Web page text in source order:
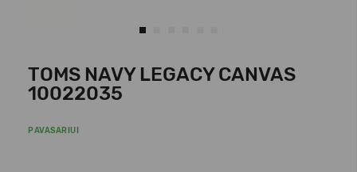
TOMS NAVY LEGACY CANVAS
10022035
PAVASARIUI